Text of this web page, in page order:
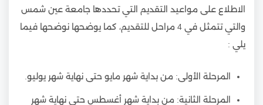
الاطلاع على مواعيد التقديم التي تحددها جامعة عين شمس
والتي تتمثل في 4 مراحل للتقديم، كما يوضحها نوضحها فيما
يلي :
المرحلة الأولى: من بداية شهر مايو حتى نهاية شهر يوليو.
المرحلة الثانية: من بداية شهر أغسطس حتى نهاية شهر